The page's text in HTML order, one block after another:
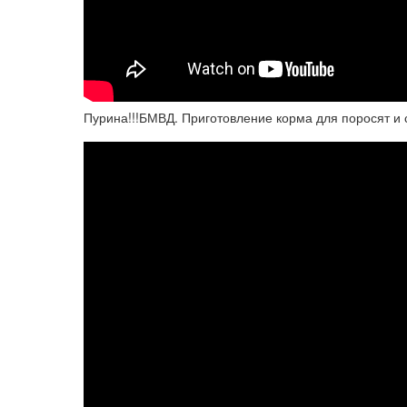
Пурина!!!БМВД. Приготовление корма для поросят и